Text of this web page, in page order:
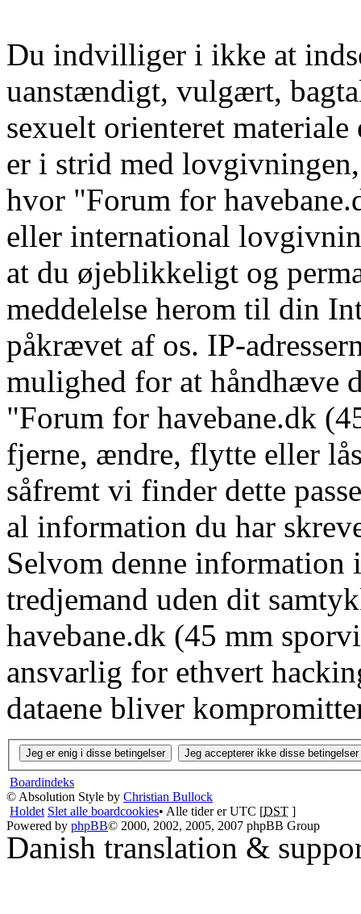
Du indvilliger i ikke at
uanstændigt, vulgært,
sexuelt orienteret
er i strid med
hvor "Forum for
eller international
at du øjeblikkeligt og
meddelelse herom til din
påkrævet af os. IP-
mulighed for at håndhæve
"Forum for havebane.dk
fjerne, ændre, flytte eller
såfremt vi finder dette
al information du har
Selvom denne
tredjemand uden dit
havebane.dk (45 mm
ansvarlig for ethvert
dataene bliver
Boardindeks
© Absolution Style by Christian Bullock
Holdet Slet alle boardcookies• Alle tider er UTC [DST ]
Powered by phpBB© 2000, 2002, 2005, 2007 phpBB Group
Danish translation &